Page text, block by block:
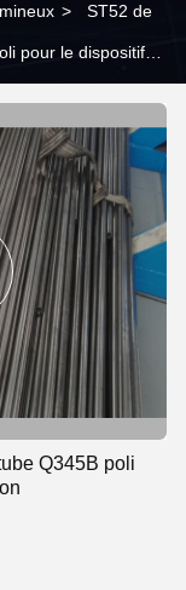
> ST52 de
pour le dispositif
Q345B poli